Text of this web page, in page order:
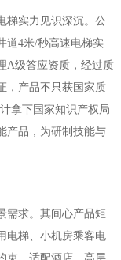
实力见识深沉。公
道4米/秒高速电梯实
A级答应资质，经过质
，产品不只获国家质
拿下国家知识产权局
产品，为研制技能与
求。其间心产品矩
电梯、小机房乘客电